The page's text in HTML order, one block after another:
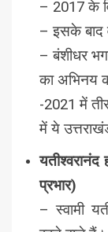
– 2017 के
– इसके बाद
– बंशीधर
का अभिनय
-2021 में
में ये
यतीश्वरानंद
प्रभार)
– स्वामी